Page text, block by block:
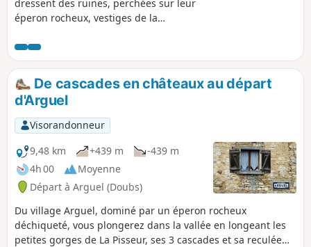
dressent des ruines, perchées sur leur
éperon rocheux, vestiges de la
mur d'enceinte et de la poterne), bâtie
au début du XIIe siècle et, une fois de
plus, rasée par les armées royales en
1668, lors de la conquête de la Franche-
Comté. Mais en compensation, ce
parcours équilibré entre pâture et belle
forêt, vous offrira de superbes vues sur
la vallée, où, si vous savez vous faire
discret, vous surprendrez quelques
chamois.
De cascades en châteaux au départ
d'Arguel
Visorandonneur
9,48 km
+439 m
-439 m
4h 00
Moyenne
Départ à Arguel (Doubs)
Du village Arguel, dominé par un éperon rocheux
déchiqueté, vous plongerez dans la vallée en longeant les
petites gorges de La Pisseur, ses 3 cascades et sa reculée